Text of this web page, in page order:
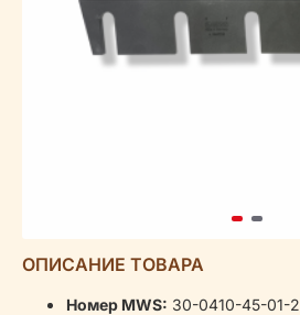
ОПИСАНИЕ ТОВАРА
Номер MWS: 30-0410-45-01-2